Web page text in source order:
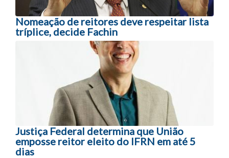
Nomeação de reitores deve respeitar lista
tríplice, decide Fachin
Justiça Federal determina que União
emposse reitor eleito do IFRN em até 5
dias